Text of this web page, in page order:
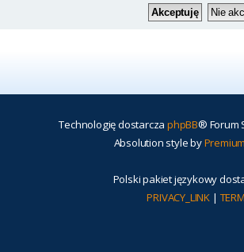
Technologię dostarcza phpBB® Forum
Absolution style by
Polski pakiet językowy
PRIVACY_LINK |